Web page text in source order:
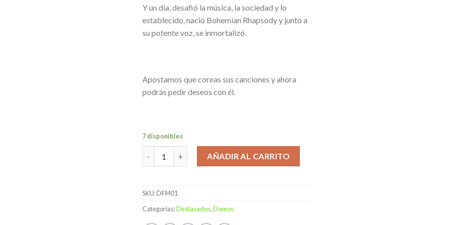
Y un día, desafió la música, la sociedad y lo
establecido, nació Bohemian Rhapsody y junto a
su potente voz, se inmortalizó.
Apostamos que coreas sus canciones y ahora
podrás pedir deseos con él.
7 disponibles
Origami Freddie Mercury cantidad
AÑADIR AL CARRITO
SKU:DFM01
Categorías:Destacados,Domos